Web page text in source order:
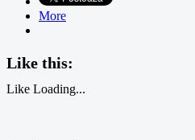
More
Like this:
Like Loading...